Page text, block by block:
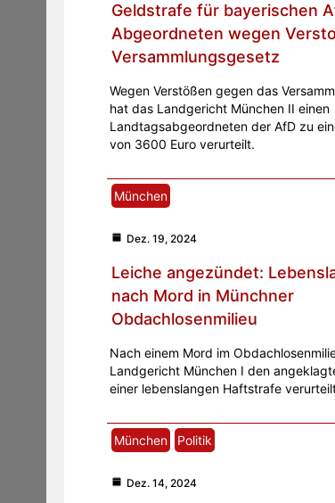
Geldstrafe für bayerischen
Abgeordneten wegen
Versammlungsgesetz
Wegen Verstößen gegen das
hat das Landgericht München II einen
Landtagsabgeordneten der AfD zu
von 3600 Euro verurteilt.
München
Dez. 19, 2024
Leiche angezündet:
nach Mord in Münchner
Obdachlosenmilieu
Nach einem Mord im
Landgericht München I den
einer lebenslangen Haftstrafe
München Politik
Dez. 14, 2024